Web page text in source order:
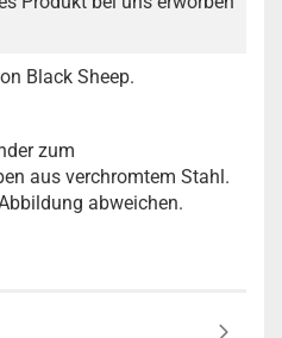
Black Sheep.
zum
aus verchromtem Stahl.
abweichen.